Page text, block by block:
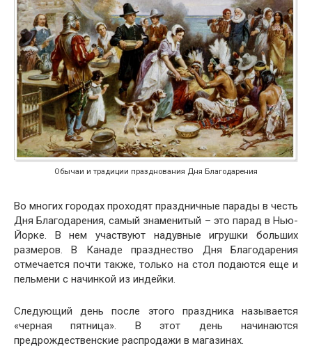
Обычаи и традиции празднования Дня Благодарения
Во многих городах проходят праздничные парады в честь
Дня Благодарения, самый знаменитый – это парад в Нью-
Йорке. В нем участвуют надувные игрушки больших
размеров. В Канаде празднество Дня Благодарения
отмечается почти также, только на стол подаются еще и
пельмени с начинкой из индейки.
Следующий день после этого праздника называется
«черная пятница». В этот день начинаются
предрождественские распродажи в магазинах.